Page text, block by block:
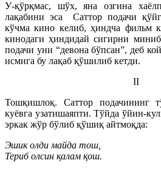
У-қўрқмас, шўх, яна озгина
лақабини эса Саттор подачи
кўчма кино келиб, ҳиндча фильм
кинодаги ҳиндидай сигирни
подачи уни “девона бўпсан”, деб
исмига бу лақаб қўшилиб кетди.
II
Тошқишлоқ. Саттор подачининг
куёвга узатишаяпти. Тўйда ўйин-
эркак жўр бўлиб қўшиқ айтмоқда:
Эшик олди майда тош,
Териб олсин қалам қош.